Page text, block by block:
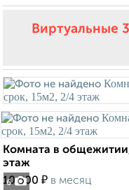
Виртуальные
6
Комната в
этаж
10 500 ₽ в месяц